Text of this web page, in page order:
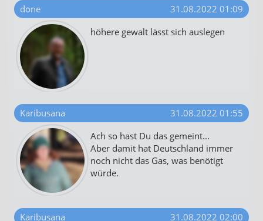
done
31.08.2022 01:09
höhere gewalt lässt sich auslegen
Karibusana
31.08.2022 01:55
Ach so hast Du das gemeint...
Aber damit hat Deutschland immer
noch nicht das Gas, was benötigt
würde.
Karibusana
31.08.2022 02:00